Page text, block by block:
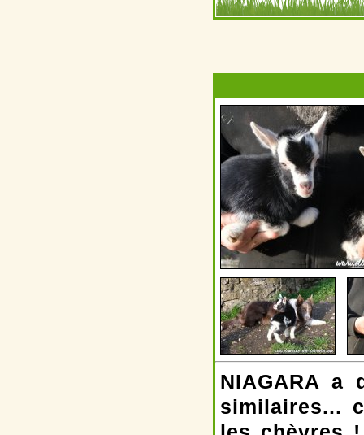
NIAGARA a
similaires...